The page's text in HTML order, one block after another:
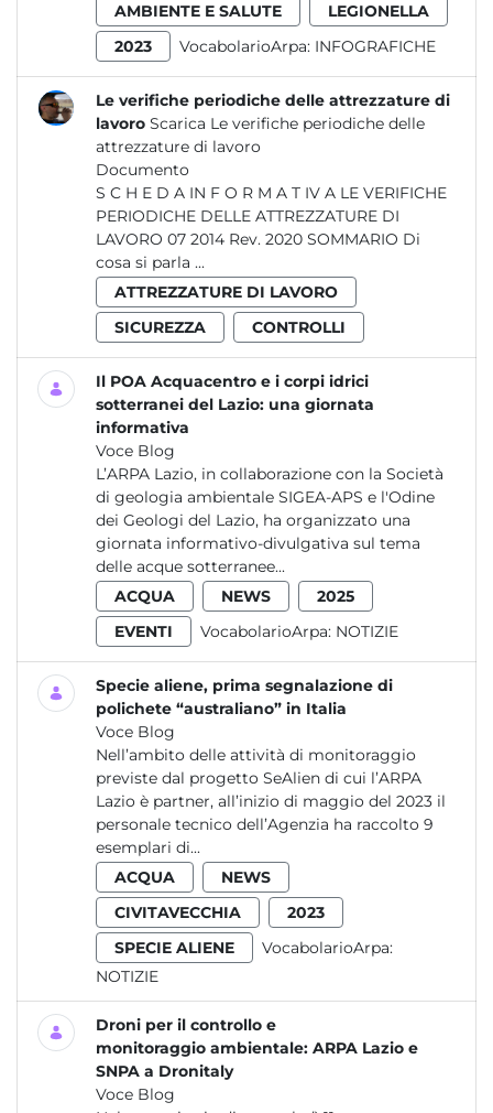
AMBIENTE E SALUTE
LEGIONELLA
2023
VocabolarioArpa: INFOGRAFICHE
Le verifiche periodiche delle attrezzature di
lavoro Scarica Le verifiche periodiche delle
attrezzature di lavoro
Documento
S C H E D A IN F O R M A T IV A LE VERIFICHE
PERIODICHE DELLE ATTREZZATURE DI
LAVORO 07 2014 Rev. 2020 SOMMARIO Di
cosa si parla ...
ATTREZZATURE DI LAVORO
SICUREZZA
CONTROLLI
Il POA Acquacentro e i corpi idrici
sotterranei del Lazio: una giornata
informativa
Voce Blog
L’ARPA Lazio, in collaborazione con la Società
di geologia ambientale SIGEA-APS e l'Odine
dei Geologi del Lazio, ha organizzato una
giornata informativo-divulgativa sul tema
delle acque sotterranee...
ACQUA
NEWS
2025
EVENTI
VocabolarioArpa: NOTIZIE
Specie aliene, prima segnalazione di
polichete “australiano” in Italia
Voce Blog
Nell’ambito delle attività di monitoraggio
previste dal progetto SeAlien di cui l’ARPA
Lazio è partner, all’inizio di maggio del 2023 il
personale tecnico dell’Agenzia ha raccolto 9
esemplari di...
ACQUA
NEWS
CIVITAVECCHIA
2023
SPECIE ALIENE
VocabolarioArpa:
NOTIZIE
Droni per il controllo e
monitoraggio ambientale: ARPA Lazio e
SNPA a Dronitaly
Voce Blog